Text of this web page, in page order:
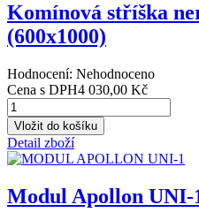
Komínová stříška
(600x1000)
Hodnocení: Nehodnoceno
Cena s DPH4 030,00 Kč
Detail zboží
Modul Apollon UNI-